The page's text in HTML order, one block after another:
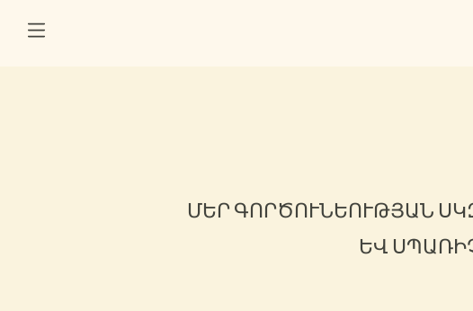
ՄԵՐ ԳՈՐԾՈՒՆԵՈՒԹՅԱՆ
ԵՎ